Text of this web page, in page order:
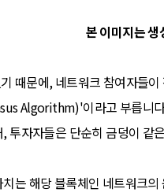
본 이미지는
때문에, 네트워크 참여자들
Algorithm)'이라고 부릅니
투자자들은 단순히 금덩이 같
는 해당 블록체인 네트워크